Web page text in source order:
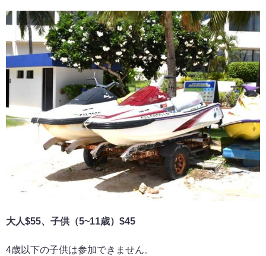
大人$55、子供（5~11歳）$45
4歳以下の子供は参加できません。